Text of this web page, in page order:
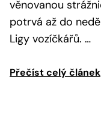
věnovanou
potrvá až do
Ligy vozíčkářů. …
Přečíst celý článek